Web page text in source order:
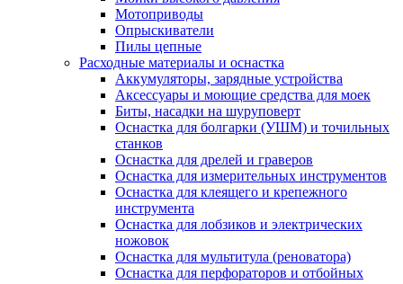
Мотоприводы
Опрыскиватели
Пилы цепные
Расходные материалы и оснастка
Аккумуляторы, зарядные устройства
Аксессуары и моющие средства для моек
Биты, насадки на шуруповерт
Оснастка для болгарки (УШМ) и точильных
станков
Оснастка для дрелей и граверов
Оснастка для измерительных инструментов
Оснастка для клеящего и крепежного
инструмента
Оснастка для лобзиков и электрических
ножовок
Оснастка для мультитула (реноватора)
Оснастка для перфораторов и отбойных